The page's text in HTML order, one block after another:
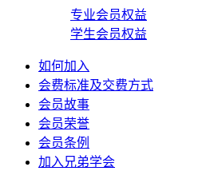
专业会员权益
学生会员权益
如何加入
会费标准及交费方式
会员故事
会员荣誉
会员条例
加入兄弟学会